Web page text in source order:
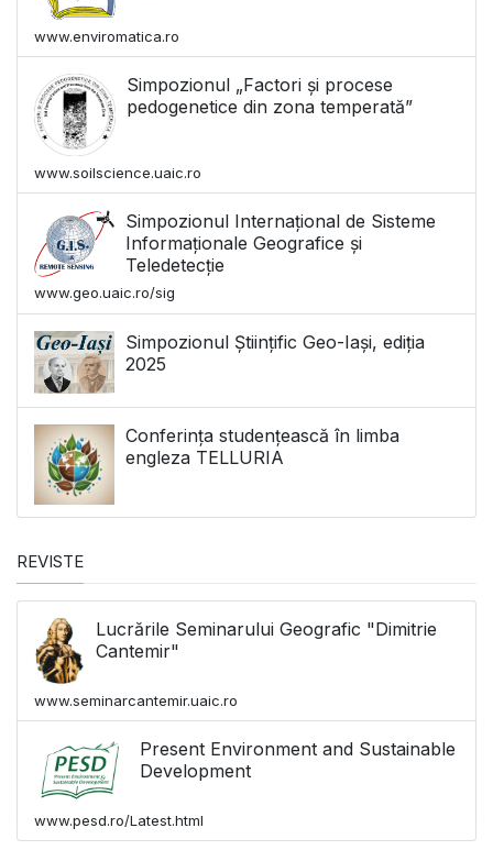
www.enviromatica.ro
Simpozionul „Factori și procese
pedogenetice din zona temperată”
www.soilscience.uaic.ro
Simpozionul Internațional de Sisteme
Informaționale Geografice și
Teledetecție
www.geo.uaic.ro/sig
Simpozionul Științific Geo-Iași, ediția
2025
Conferința studențească în limba
engleza TELLURIA
REVISTE
Lucrările Seminarului Geografic "Dimitrie
Cantemir"
www.seminarcantemir.uaic.ro
Present Environment and Sustainable
Development
www.pesd.ro/Latest.html